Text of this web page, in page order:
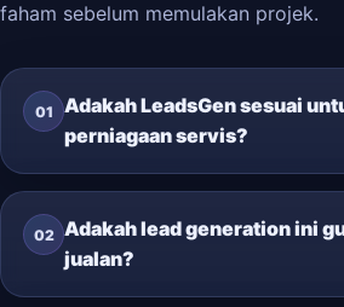
faham sebelum memulakan projek.
01
Adakah LeadsGen sesuai
perniagaan servis?
02 Adakah lead generation ini
jualan?